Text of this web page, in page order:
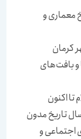
و
اكنون
تاریخ مدون
و